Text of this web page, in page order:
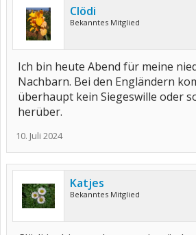
Clödi
Bekanntes Mitglied
Ich bin heute Abend für meine
Nachbarn. Bei den Engländern
überhaupt kein Siegeswille oder
herüber.
10. Juli 2024
Katjes
Bekanntes Mitglied